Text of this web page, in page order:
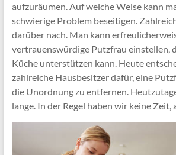
aufzuräumen. Auf welche Weise kann
schwierige Problem beseitigen.
darüber nach. Man kann
vertrauenswürdige Putzfrau einstellen,
Küche unterstützen kann. Heute
zahlreiche Hausbesitzer dafür, eine
die Unordnung zu entfernen.
lange. In der Regel haben wir keine Zeit,